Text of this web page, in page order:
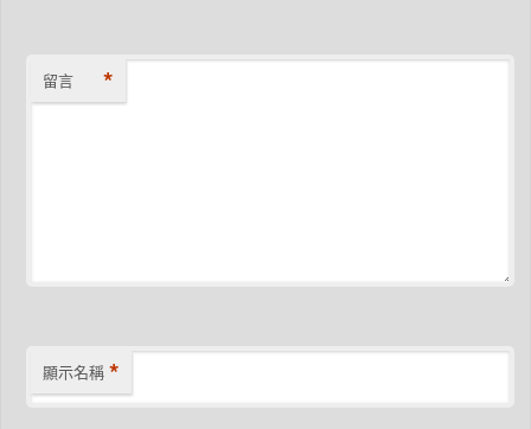
留言 *
顯示名稱 *